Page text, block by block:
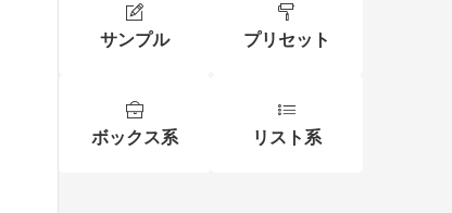
サンプル プリセット
ボックス系 リスト系